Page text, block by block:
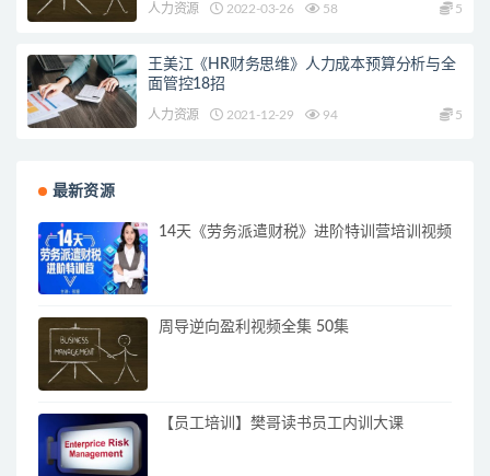
人力资源 2022-03-26 58 5
王美江《HR财务思维》人力成本预算分析与全
面管控18招
人力资源 2021-12-29 94 5
最新资源
14天《劳务派遣财税》进阶特训营培训视频
周导逆向盈利视频全集 50集
【员工培训】樊哥读书员工内训大课